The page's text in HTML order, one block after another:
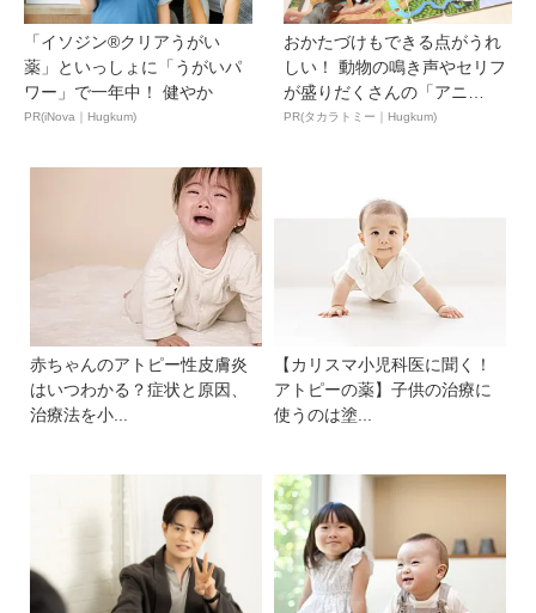
「イソジン®クリアうがい
薬」といっしょに「うがいパ
ワー」で一年中！ 健やか
PR(iNova｜Hugkum)
おかたづけもできる点がうれ
しい！ 動物の鳴き声やセリフ
が盛りだくさんの「アニ
ア ...
PR(タカラトミー｜Hugkum)
赤ちゃんのアトピー性皮膚炎
はいつわかる？症状と原因、
治療法を小...
【カリスマ小児科医に聞く！
アトピーの薬】子供の治療に
使うのは塗...